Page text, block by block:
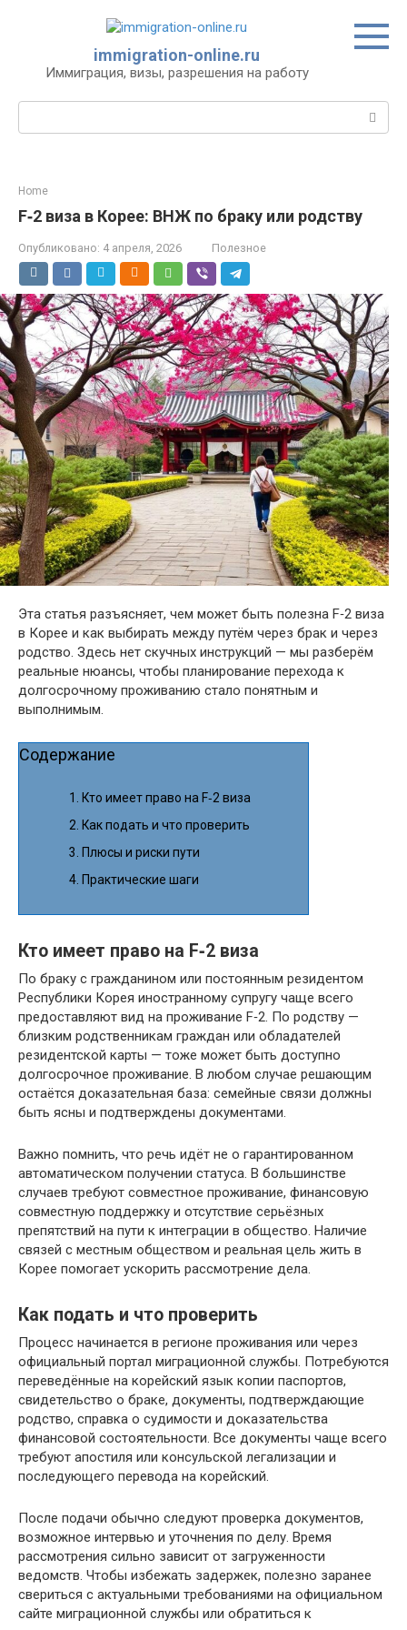
immigration-online.ru
Иммиграция, визы, разрешения на работу
Home
F‑2 виза в Корее: ВНЖ по браку или родству
Опубликовано: 4 апреля, 2026 Полезное
Эта статья разъясняет, чем может быть полезна F‑2 виза
в Корее и как выбирать между путём через брак и через
родство. Здесь нет скучных инструкций — мы разберём
реальные нюансы, чтобы планирование перехода к
долгосрочному проживанию стало понятным и
выполнимым.
Содержание
Кто имеет право на F‑2 виза
Как подать и что проверить
Плюсы и риски пути
Практические шаги
Кто имеет право на F‑2 виза
По браку с гражданином или постоянным резидентом
Республики Корея иностранному супругу чаще всего
предоставляют вид на проживание F‑2. По родству —
близким родственникам граждан или обладателей
резидентской карты — тоже может быть доступно
долгосрочное проживание. В любом случае решающим
остаётся доказательная база: семейные связи должны
быть ясны и подтверждены документами.
Важно помнить, что речь идёт не о гарантированном
автоматическом получении статуса. В большинстве
случаев требуют совместное проживание, финансовую
совместную поддержку и отсутствие серьёзных
препятствий на пути к интеграции в общество. Наличие
связей с местным обществом и реальная цель жить в
Корее помогает ускорить рассмотрение дела.
Как подать и что проверить
Процесс начинается в регионе проживания или через
официальный портал миграционной службы. Потребуются
переведённые на корейский язык копии паспортов,
свидетельство о браке, документы, подтверждающие
родство, справка о судимости и доказательства
финансовой состоятельности. Все документы чаще всего
требуют апостиля или консульской легализации и
последующего перевода на корейский.
После подачи обычно следуют проверка документов,
возможное интервью и уточнения по делу. Время
рассмотрения сильно зависит от загруженности
ведомств. Чтобы избежать задержек, полезно заранее
свериться с актуальными требованиями на официальном
сайте миграционной службы или обратиться к